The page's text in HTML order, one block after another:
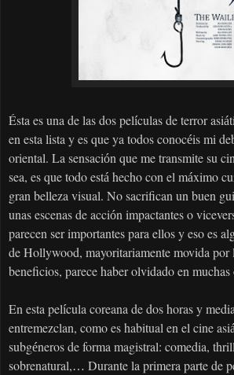
Ésta esuna de las dos películas de terror asiá
en esta lista y es que ya todos conocéis mi
oriental. La sensación que me transmite su
sea, es que todo está hecho con el máximo
gran belleza visual. No sacrifican un buen
unas escenas de acción impactantes o
parecen ser importantes para ellos y eso es
de Hollywood, mayoritariamente movida por
beneficios, parece haber olvidado en muchas
En esta película coreana de dos horas y
entremezclan, como es habitual en el cine asiá
subgéneros de forma magistral: comedia,
sobrenatural,… Durante la primera parte de